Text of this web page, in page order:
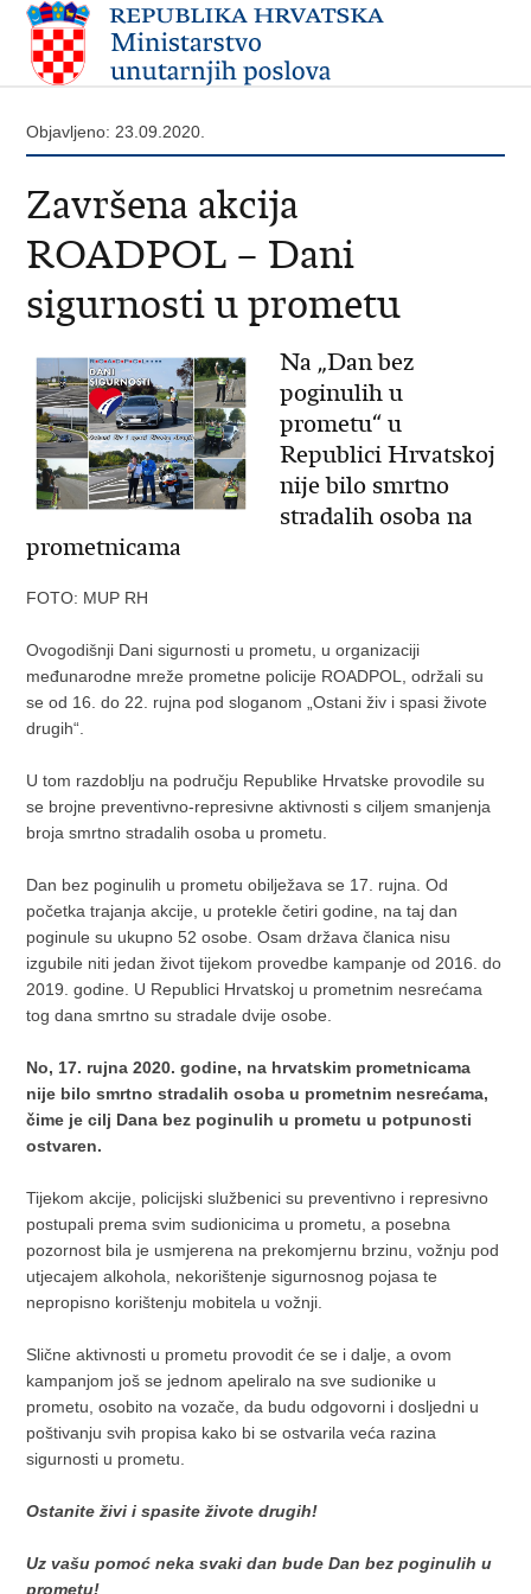
Objavljeno: 23.09.2020.
Završena akcija
ROADPOL – Dani
sigurnosti u prometu
Na „Dan bez
poginulih u
prometu“ u
Republici Hrvatskoj
nije bilo smrtno
stradalih osoba na
prometnicama
FOTO: MUP RH
Ovogodišnji Dani sigurnosti u prometu, u organizaciji
međunarodne mreže prometne policije ROADPOL, održali su
se od 16. do 22. rujna pod sloganom „Ostani živ i spasi živote
drugih“.
U tom razdoblju na području Republike Hrvatske provodile su
se brojne preventivno-represivne aktivnosti s ciljem smanjenja
broja smrtno stradalih osoba u prometu.
Dan bez poginulih u prometu obilježava se 17. rujna. Od
početka trajanja akcije, u protekle četiri godine, na taj dan
poginule su ukupno 52 osobe. Osam država članica nisu
izgubile niti jedan život tijekom provedbe kampanje od 2016. do
2019. godine. U Republici Hrvatskoj u prometnim nesrećama
tog dana smrtno su stradale dvije osobe.
No, 17. rujna 2020. godine, na hrvatskim prometnicama
nije bilo smrtno stradalih osoba u prometnim nesrećama,
čime je cilj Dana bez poginulih u prometu u potpunosti
ostvaren.
Tijekom akcije, policijski službenici su preventivno i represivno
postupali prema svim sudionicima u prometu, a posebna
pozornost bila je usmjerena na prekomjernu brzinu, vožnju pod
utjecajem alkohola, nekorištenje sigurnosnog pojasa te
nepropisno korištenju mobitela u vožnji.
Slične aktivnosti u prometu provodit će se i dalje, a ovom
kampanjom još se jednom apeliralo na sve sudionike u
prometu, osobito na vozače, da budu odgovorni i dosljedni u
poštivanju svih propisa kako bi se ostvarila veća razina
sigurnosti u prometu.
Ostanite živi i spasite živote drugih!
Uz vašu pomoć neka svaki dan bude Dan bez poginulih u
prometu!